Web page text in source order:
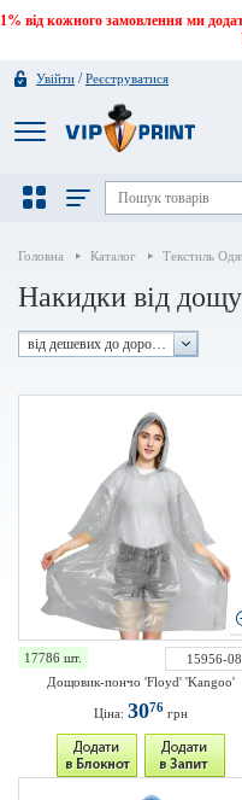
1% від кожного замовлення ми
Увійти /Реєструватися
Головна Каталог Текстиль
Накидки від дощу
від дешевих до дорогих
17786 шт.
15956-08
Дощовик-пончо 'Floyd' 'Kangoo'
Ціна: 3076 грн